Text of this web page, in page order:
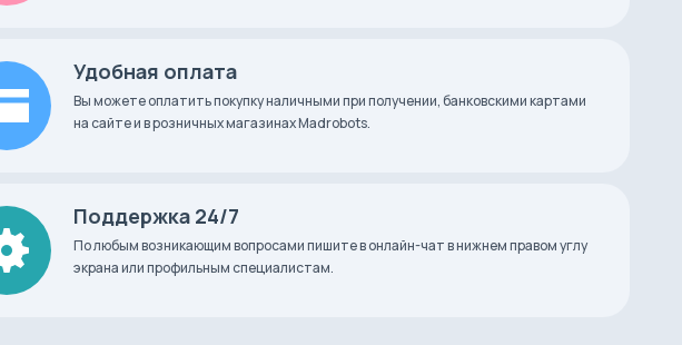
Удобная оплата
Вы можете оплатить покупку наличными при получении, банковскими картами
на сайте и в розничных магазинах Madrobots.
Поддержка 24/7
По любым возникающим вопросами пишите в онлайн-чат в нижнем правом углу
экрана или профильным специалистам.